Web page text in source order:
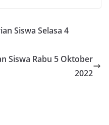
Siswa Selasa 4
Siswa Rabu 5 Oktober
2022